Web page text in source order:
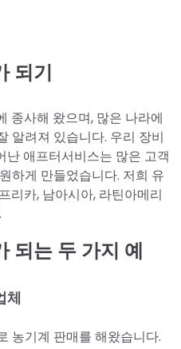
되기
종사해 왔으며, 많은 나라에
알려져 있습니다. 우리 장비
난 애프터서비스는 많은 고객
하게 만들었습니다. 저희 유
리카, 남아시아, 라틴아메리
되는 두 가지 예
체
농기계 판매를 해왔습니다.